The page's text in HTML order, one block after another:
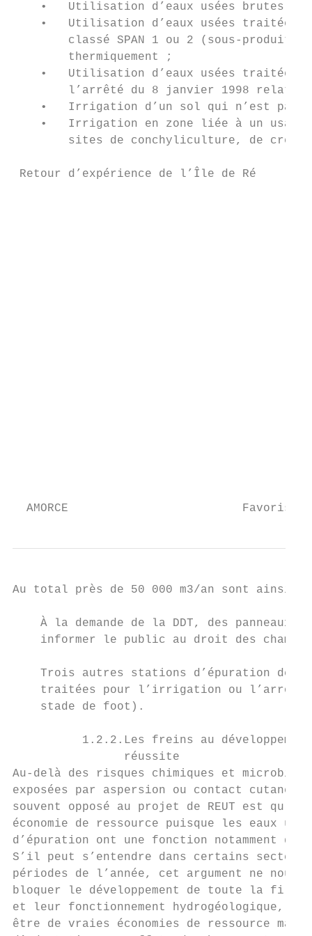
    •   Utilisation d’eaux usées brutes ;
•   Utilisation d’eaux usées traitées
classé SPAN 1 ou 2 (sous-produits
        thermiquement ;
•   Utilisation d’eaux usées traitées
l’arrêté du 8 janvier 1998 relatif
•   Irrigation d’un sol qui n’est pas
•   Irrigation en zone liée à un
sites de conchyliculture, de
Retour d’expérience de l’Île de Ré
AMORCE
Au total près de 50 000 m3/an sont ainsi
À la demande de la DDT, des panneaux
informer le public au droit des
Trois autres stations d’épuration de
traitées pour l’irrigation ou
    stade de foot).
1.2.2.Les freins au
                réussite
Au-delà des risques chimiques et
exposées par aspersion ou contact cutanéo-
souvent opposé au projet de REUT est
économie de ressource puisque les
d’épuration ont une fonction
S’il peut s’entendre dans certains
périodes de l’année, cet argument ne
bloquer le développement de toute la
et leur fonctionnement hydrogéologique,
être de vraies économies de ressource